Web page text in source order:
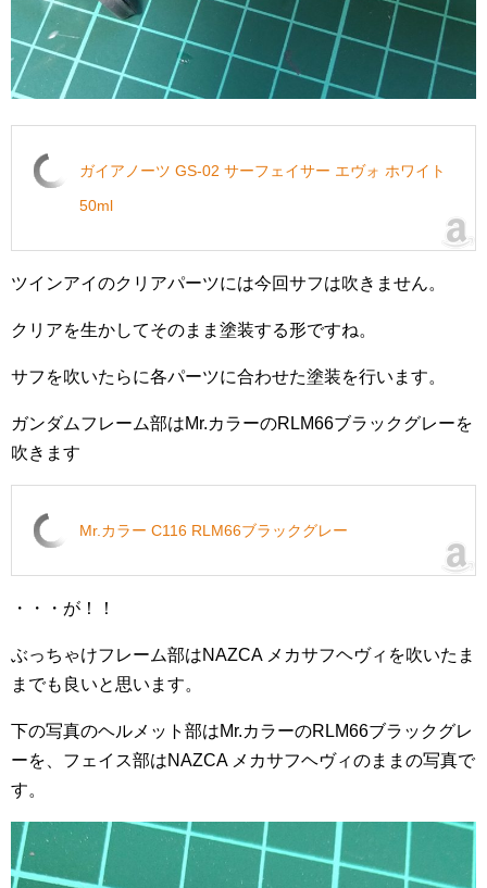
ガイアノーツ GS-02 サーフェイサー エヴォ ホワイト
50ml
ツインアイのクリアパーツには今回サフは吹きません。
クリアを生かしてそのまま塗装する形ですね。
サフを吹いたらに各パーツに合わせた塗装を行います。
ガンダムフレーム部はMr.カラーのRLM66ブラックグレーを
吹きます
Mr.カラー C116 RLM66ブラックグレー
・・・が！！
ぶっちゃけフレーム部はNAZCA メカサフヘヴィを吹いたま
までも良いと思います。
下の写真のヘルメット部はMr.カラーのRLM66ブラックグレ
ーを、フェイス部はNAZCA メカサフヘヴィのままの写真で
す。